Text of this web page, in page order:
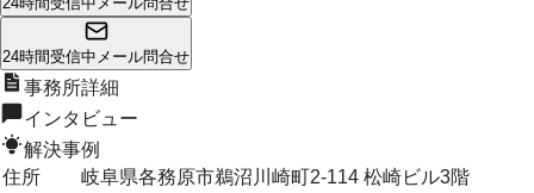
24時間受信中 メール問合せ
事務所詳細
インタビュー
解決事例
住所
岐阜県各務原市鵜沼川崎町2-114 松崎ビル3階